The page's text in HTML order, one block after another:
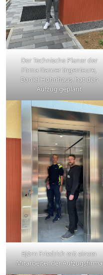
Der Technische Planer der
Firma Danzer Ingenieure,
Daniel Hohnhaus, hat den
Aufzug geplant
Björn Friedrich mit einem
Mitarbeiter der Aufzugsfirma